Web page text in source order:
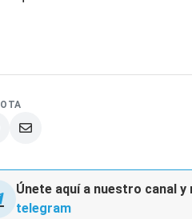
Únete aquí a nuestro canal
telegram